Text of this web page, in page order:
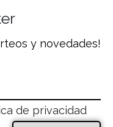
y novedades!
de privacidad